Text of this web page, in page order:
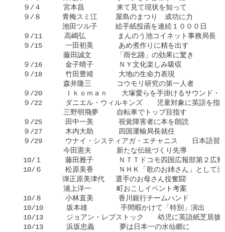
  ９/４ 　 　宮本昌 　　　　来て見て現状を知って
  ９/８　　　青梅スミ江　　 屋島のまつり　成功に力
   　　　　　池田ツル子　　 絵手紙投函を連続１０００日
  ９/11  　　高嶋弘　　 　　まんのう池コイネット事務局長
  ９/15    　一田初美 　　　あめ煮作りに精を出す
     　　　　藤田誠文　　　 「雨乞踊」の効果に驚き
  ９/16    　金子晴子　　　 ＮＹ文化楽しみ吸収
  ９/18    　竹田豊靖　 　　大地の生命力表現
     　　　　森井隆三　　　 コウモリ研究の第一人者
９/20　    Ｉｋｏｍａｎ　　大塚愛らを手掛けるサウンド・
９/22    　ダニエル・ウィルキンズ　　児童対象に英語を指
     　　　　三野明飛夢　　 自転車でトップ目指す
  ９/25    　田中一美　　　 視覚障害者に本を朗読
  ９/27    　木内大助　　　 四国運輸局長就任
９/29    　ウナイ・システィアガ・エチャニス　　日本語習
     　　　　今田憲夫　 　　新たな伝統づくり先導
10/１    　藤田雅子　　　 ＮＴＴドコモ四国広報部第２広
10/６    　松原美香　 　　ＮＨＫ「歌のお姉さん」として
   　　　　　弾正原美津代　 選手のお母さん役奮闘
     　　　　浦上洋一　　　 町おこしイベント考案
  10/８　    小林直美　　　 香川銀行チームハンド
  10/10    　坂本雄　   　　手間暇かけて「特別」演出
10/13    　ジョアン・レブストック　　幼児に英語紙芝居披
  10/13    　浜坂忠義　 　　夢は日本一の水仙郷に